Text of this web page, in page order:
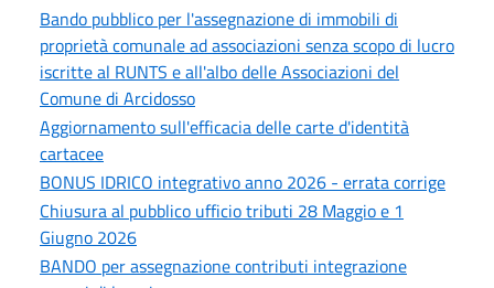
Bando pubblico per l'assegnazione di immobili di
proprietà comunale ad associazioni senza scopo di lucro
iscritte al RUNTS e all'albo delle Associazioni del
Comune di Arcidosso
Aggiornamento sull'efficacia delle carte d'identità
cartacee
BONUS IDRICO integrativo anno 2026 - errata corrige
Chiusura al pubblico ufficio tributi 28 Maggio e 1
Giugno 2026
BANDO per assegnazione contributi integrazione